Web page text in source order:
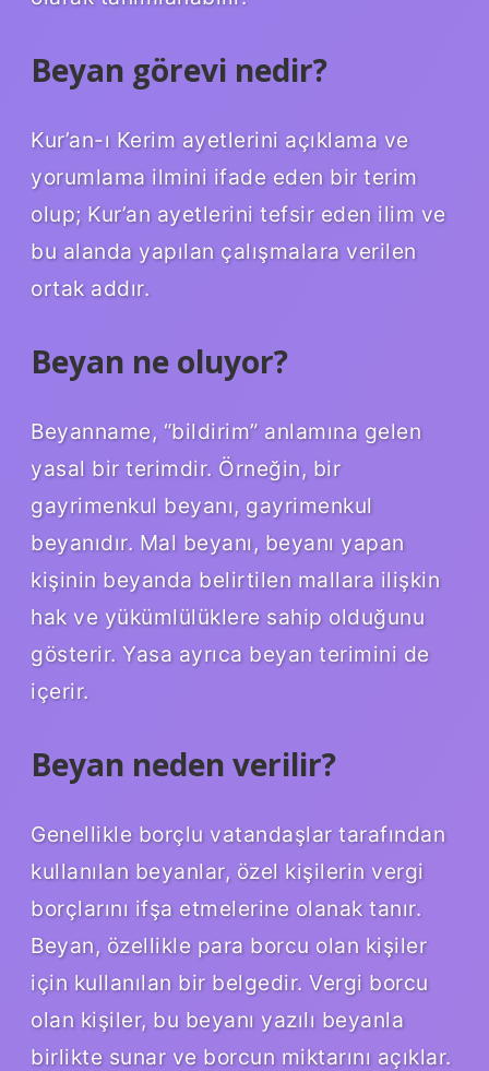
Beyan görevi nedir?
Kur’an-ı Kerim ayetlerini açıklama ve
yorumlama ilmini ifade eden bir terim
olup; Kur’an ayetlerini tefsir eden ilim ve
bu alanda yapılan çalışmalara verilen
ortak addır.
Beyan ne oluyor?
Beyanname, “bildirim” anlamına gelen
yasal bir terimdir. Örneğin, bir
gayrimenkul beyanı, gayrimenkul
beyanıdır. Mal beyanı, beyanı yapan
kişinin beyanda belirtilen mallara ilişkin
hak ve yükümlülüklere sahip olduğunu
gösterir. Yasa ayrıca beyan terimini de
içerir.
Beyan neden verilir?
Genellikle borçlu vatandaşlar tarafından
kullanılan beyanlar, özel kişilerin vergi
borçlarını ifşa etmelerine olanak tanır.
Beyan, özellikle para borcu olan kişiler
için kullanılan bir belgedir. Vergi borcu
olan kişiler, bu beyanı yazılı beyanla
birlikte sunar ve borcun miktarını açıklar.